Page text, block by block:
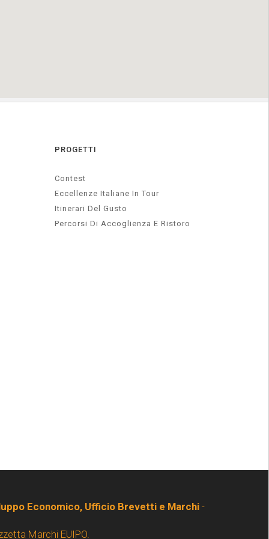
PROGETTI
Contest
Eccellenze Italiane In Tour
Itinerari Del Gusto
Percorsi Di Accoglienza E Ristoro
Economico, Ufficio Brevetti e Marchi-
Marchi EUIPO.